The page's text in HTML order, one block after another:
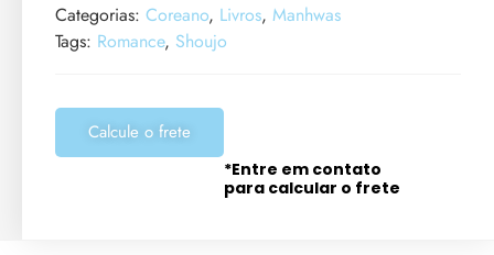
Categorias: Coreano, Livros, Manhwas
Tags: Romance, Shoujo
Calcule o frete
*Entre em contato
para calcular o frete